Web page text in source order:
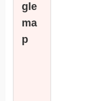
gle
ma
p